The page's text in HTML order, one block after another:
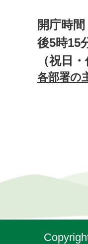
開庁時
後5時15
（祝日
各部署の